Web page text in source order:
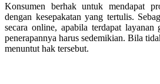
Konsumen berhak untuk mendapat
dengan kesepakatan yang tertulis.
secara online, apabila terdapat
penerapannya harus sedemikian. Bila
menuntut hak tersebut.